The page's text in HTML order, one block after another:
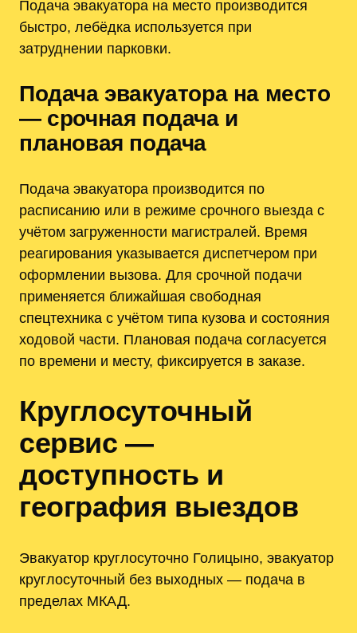
Подача эвакуатора на место производится
быстро, лебёдка используется при
затруднении парковки.
Подача эвакуатора на место
— срочная подача и
плановая подача
Подача эвакуатора производится по
расписанию или в режиме срочного выезда с
учётом загруженности магистралей. Время
реагирования указывается диспетчером при
оформлении вызова. Для срочной подачи
применяется ближайшая свободная
спецтехника с учётом типа кузова и состояния
ходовой части. Плановая подача согласуется
по времени и месту, фиксируется в заказе.
Круглосуточный
сервис —
доступность и
география выездов
Эвакуатор круглосуточно Голицыно, эвакуатор
круглосуточный без выходных — подача в
пределах МКАД.